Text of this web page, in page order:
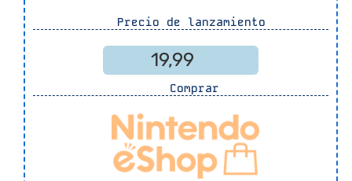
Precio de lanzamiento
19,99
Comprar